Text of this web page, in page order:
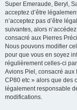
Super Emeraude, Beryl,
acceptez d’être
n’acceptez pas d’être
suivantes, alors
consacré aux Pierres
Nous pouvons modifier
pour que vous en soyez
régulièrement celles-ci
Avions Piel, consacré aux
CP80 etc » alors que des
légalement responsable
modifications.